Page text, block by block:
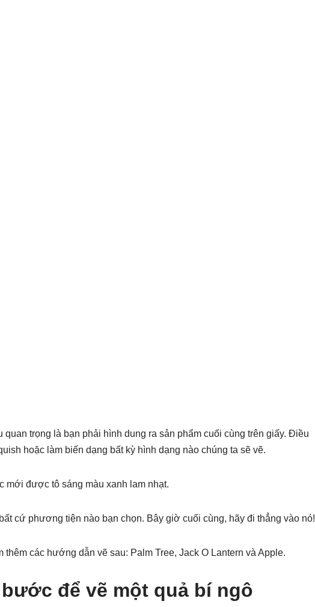
trọng là bạn phải hình dung ra sản phẩm cuối cùng trên giấy. Điều
hoặc làm biến dạng bất kỳ hình dạng nào chúng ta sẽ vẽ.
được tô sáng màu xanh lam nhạt.
cứ phương tiện nào bạn chọn. Bây giờ cuối cùng, hãy đi thẳng vào nó!
các hướng dẫn vẽ sau: Palm Tree, Jack O Lantern và Apple.
để vẽ một quả bí ngô